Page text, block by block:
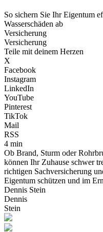
So sichern Sie Ihr Eigentum
Wasserschäden ab
Versicherung
Versicherung
Teile mit deinem Herzen
X
Facebook
Instagram
LinkedIn
YouTube
Pinterest
TikTok
Mail
RSS
4 min
Ob Brand, Sturm oder
können Ihr Zuhause schwer
richtigen Sachversicherung
Eigentum schützen und im
Dennis Stein
Dennis
Stein